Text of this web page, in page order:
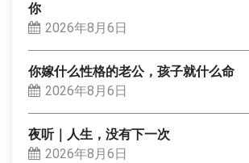
你
2026年8月6日
你嫁什么性格的老公，孩子就什么命
2026年8月6日
夜听｜人生，没有下一次
2026年8月6日